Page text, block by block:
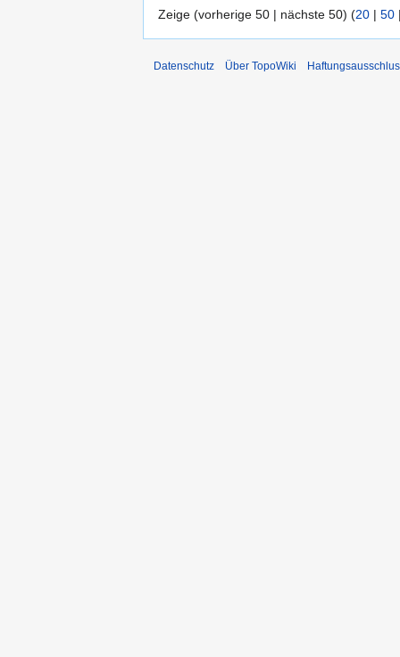
Zeige (vorherige 50 | nächste 50) (20 | 50
Datenschutz Über TopoWiki